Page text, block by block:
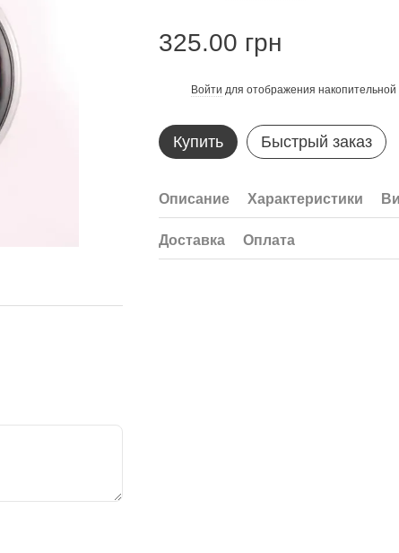
325.00 грн
Войти для отображения накопительной
Купить Быстрый заказ
Описание Характеристики
Доставка Оплата